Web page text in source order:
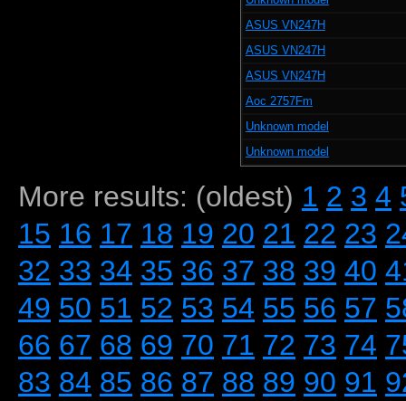
ASUS VN247H
ASUS VN247H
ASUS VN247H
Aoc 2757Fm
Unknown model
Unknown model
More results: (oldest) 1 2 3 4
15 16 17 18 19 20 21 22 23
32 33 34 35 36 37 38 39 40
49 50 51 52 53 54 55 56 57
66 67 68 69 70 71 72 73 74
83 84 85 86 87 88 89 90 91